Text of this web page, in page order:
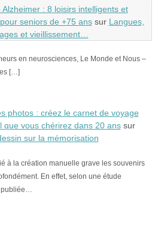
Alzheimer : 8 loisirs intelligents et
seniors de +75 anssur Langues,
et vieillissement…
en neurosciences, Le Monde et Nous –
[…]
photos : créez le carnet de voyage
que vous chérirez dans 20 anssur
sur la mémorisation
à la création manuelle grave les souvenirs
En effet, selon une étude